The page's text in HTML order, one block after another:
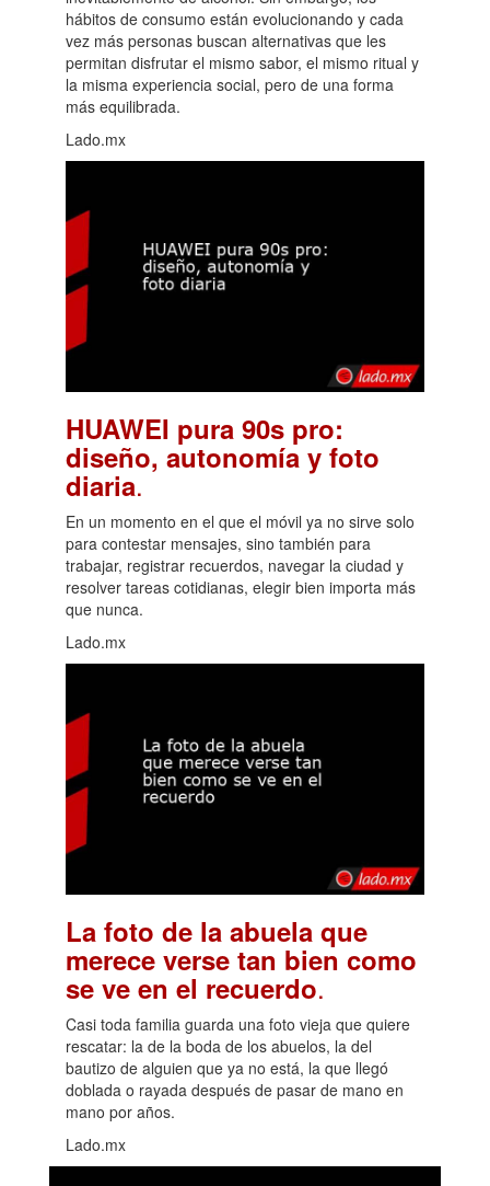
hábitos de consumo están evolucionando y cada
vez más personas buscan alternativas que les
permitan disfrutar el mismo sabor, el mismo ritual y
la misma experiencia social, pero de una forma
más equilibrada.
Lado.mx
HUAWEI pura 90s pro:
diseño, autonomía y foto
diaria.
En un momento en el que el móvil ya no sirve solo
para contestar mensajes, sino también para
trabajar, registrar recuerdos, navegar la ciudad y
resolver tareas cotidianas, elegir bien importa más
que nunca.
Lado.mx
La foto de la abuela que
merece verse tan bien como
se ve en el recuerdo.
Casi toda familia guarda una foto vieja que quiere
rescatar: la de la boda de los abuelos, la del
bautizo de alguien que ya no está, la que llegó
doblada o rayada después de pasar de mano en
mano por años.
Lado.mx